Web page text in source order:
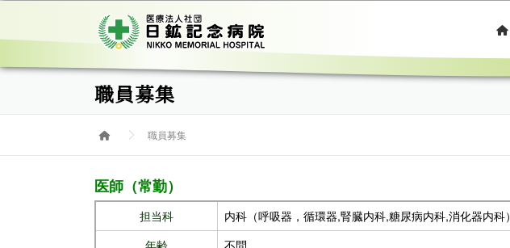
ン
職員募集
職員募集
医師（常勤）
担当科
内科（呼吸器，循環器,腎臓内科,糖尿病内科,消化器内科）
年齢
不問